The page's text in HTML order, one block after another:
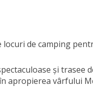
locuri de camping
și trasee
apropierea vârfului